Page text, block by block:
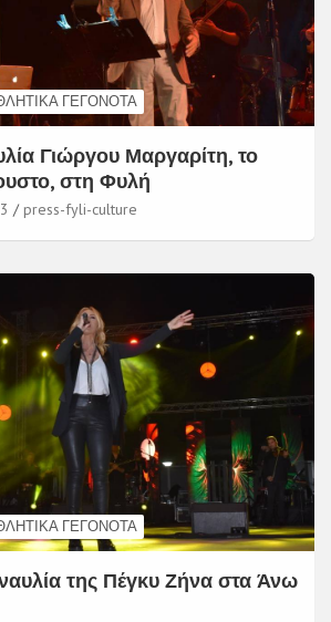
ΓΕΓΟΝΌΤΑ
Γιώργου Μαργαρίτη, το
στη Φυλή
press-fyli-culture
ΓΕΓΟΝΌΤΑ
της Πέγκυ Ζήνα στα Άνω